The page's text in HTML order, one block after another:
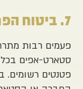
7. ביטוח הפרת פטנטים וקניין רוחני
פעמים רבות
סטארט-אפים בכל
פטנטים רשומים.